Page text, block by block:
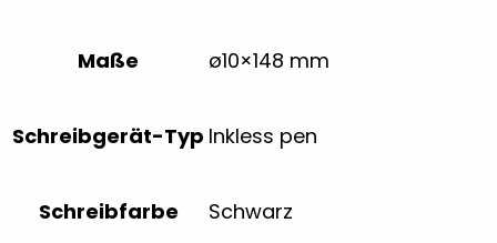
Maße ø10×148 mm
Schreibgerät-Typ Inkless pen
Schreibfarbe Schwarz